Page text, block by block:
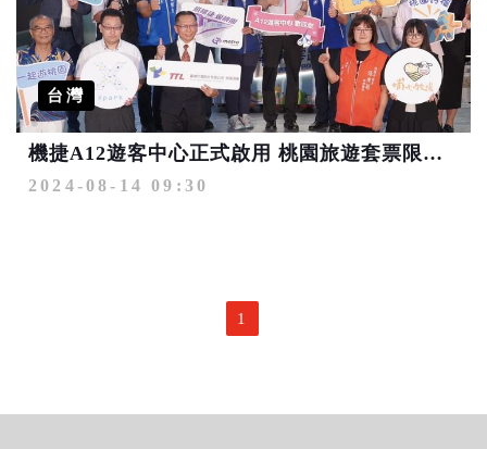
台灣
機捷A12遊客中心正式啟用 桃園旅遊套票限量買一送一
2024-08-14 09:30
1